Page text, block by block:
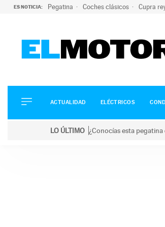
ES NOTICIA: Pegatina Coches clásicos Cupra
ELÉCTRICOS
CONDUCIR
ACTUALIDAD ELÉCTRICOS
LO ÚLTIMO ¿Conocías esta